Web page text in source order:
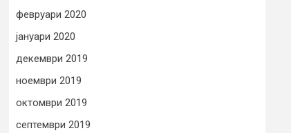
февруари 2020
јануари 2020
декември 2019
ноември 2019
октомври 2019
септември 2019